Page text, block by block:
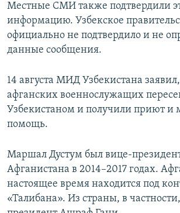
Местные СМИ также подтвердили
информацию. Узбекское
официально не подтвердило и не
данные сообщения.
14 августа МИД Узбекистана
афганских военнослужащих
Узбекистаном и получили приют и
помощь.
Маршал Дустум был вице-
Афганистана в 2014–2017 годах.
настоящее время находится под
«Талибана». Из страны, в